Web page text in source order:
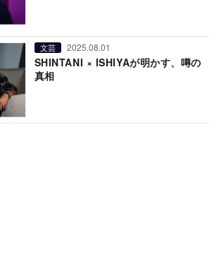
文芸 2025.08.01
SHINTANI × ISHIYAが明かす、噂の
真相